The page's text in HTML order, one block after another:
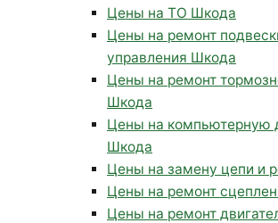
Цены на ТО Шкода
Цены на ремонт
управления Шкода
Цены на ремонт
Шкода
Цены на компьютерную
Шкода
Цены на замену цепи и
Цены на ремонт
Цены на ремонт